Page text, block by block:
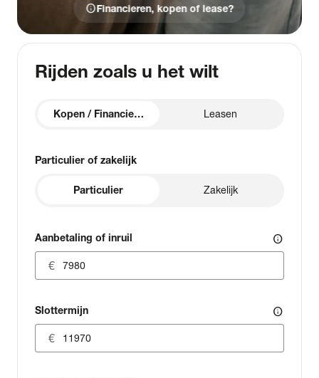
infoFinancieren, kopen of lease?
Rijden zoals u het wilt
Kopen / Financieren Leasen
Particulier of zakelijk
Particulier Zakelijk
Aanbetaling of inruil info
Slottermijn info